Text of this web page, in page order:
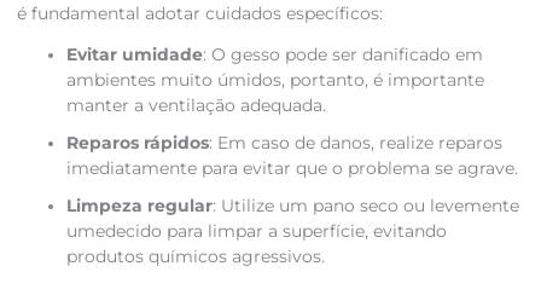
é fundamental adotar cuidados específicos:
Evitar umidade: O gesso pode ser danificado em
ambientes muito úmidos, portanto, é importante
manter a ventilação adequada.
Reparos rápidos: Em caso de danos, realize reparos
imediatamente para evitar que o problema se agrave.
Limpeza regular: Utilize um pano seco ou levemente
umedecido para limpar a superfície, evitando
produtos químicos agressivos.